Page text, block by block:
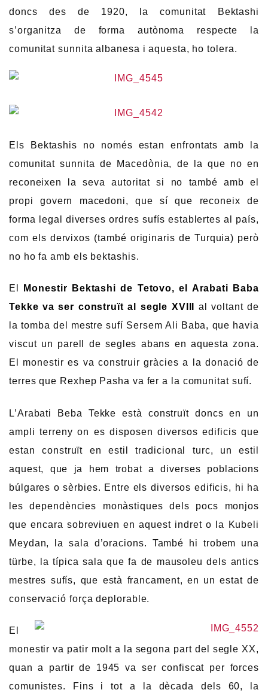
doncs des de 1920, la comunitat Bektashi
s’organitza de forma autònoma respecte la
comunitat sunnita albanesa i aquesta, ho tolera.
Els Bektashis no només estan enfrontats amb la
comunitat sunnita de Macedònia, de la que no en
reconeixen la seva autoritat si no també amb el
propi govern macedoni, que sí que reconeix de
forma legal diverses ordres sufís establertes al país,
com els dervixos (també originaris de Turquia) però
no ho fa amb els bektashis.
El
Monestir Bektashi de Tetovo, el Arabati Baba
Tekke va ser construït al segle XVIII al voltant de
la tomba del mestre sufí Sersem Ali Baba, que havia
viscut un parell de segles abans en aquesta zona.
El monestir es va construir gràcies a la donació de
terres que Rexhep Pasha va fer a la comunitat sufí.
L’Arabati Beba Tekke està construït doncs en un
ampli terreny on es disposen diversos edificis que
estan construït en estil tradicional turc, un estil
aquest, que ja hem trobat a diverses poblacions
búlgares o sèrbies. Entre els diversos edificis, hi ha
les dependències monàstiques dels pocs monjos
que encara sobreviuen en aquest indret o la Kubeli
Meydan, la sala d’oracions. També hi trobem una
türbe, la típica sala que fa de mausoleu dels antics
mestres sufís, que està francament, en un estat de
conservació força deplorable.
El
monestir va patir molt a la segona part del segle XX,
quan a partir de 1945 va ser confiscat per forces
comunistes. Fins i tot a la dècada dels 60, la